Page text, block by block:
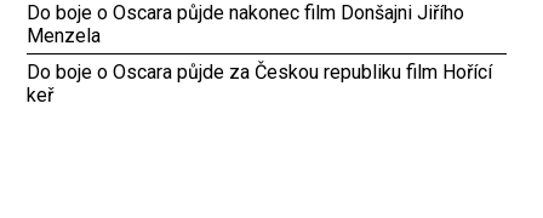
Do boje o Oscara půjde nakonec film Donšajni Jiřího
Menzela
Do boje o Oscara půjde za Českou republiku film Hořící
keř